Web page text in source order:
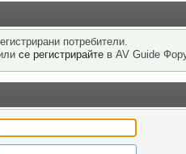
потребители.
се регистрирайтев AV Guide